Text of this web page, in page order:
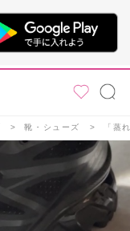
靴・シューズ 「蒸